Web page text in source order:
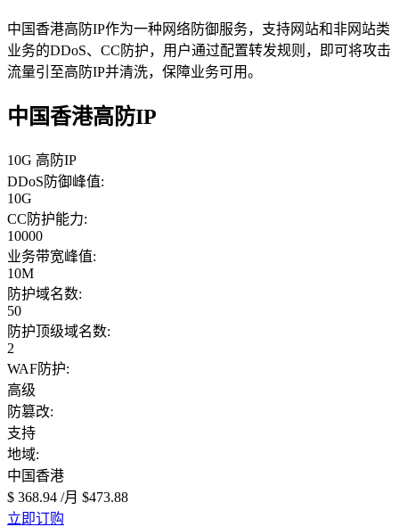
中国香港高防IP作为一种网络防御服务，支持网站和非网站类
业务的DDoS、CC防护，用户通过配置转发规则，即可将攻击
流量引至高防IP并清洗，保障业务可用。
中国香港高防IP
10G 高防IP
DDoS防御峰值:
10G
CC防护能力:
10000
业务带宽峰值:
10M
防护域名数:
50
防护顶级域名数:
2
WAF防护:
高级
防篡改:
支持
地域:
中国香港
$ 368.94 /月 $473.88
立即订购